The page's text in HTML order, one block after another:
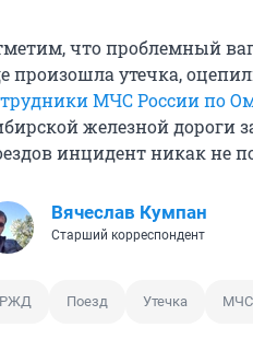
что проблемный
произошла утечка,
МЧС России по
железной дороги
инцидент никак не
Вячеслав Кумпан
Старший корреспондент
РЖД Поезд Утечка МЧС